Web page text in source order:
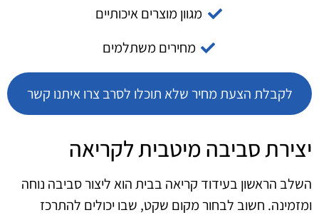
מגוון מוצרים איכותיים
מחירים משתלמים
לקבלת הצעת מחיר שלא תוכלו לסרב צרו איתנו קשר
יצירת סביבה מיטבית לקריאה
השלב הראשון בעידוד קריאה בבית הוא ליצור סביבה נוחה
ומזמינה. חשוב לבחור מקום שקט, שבו יכולים להתרכז